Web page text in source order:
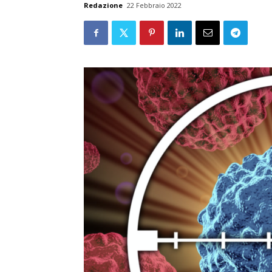
Redazione 22 Febbraio 2022